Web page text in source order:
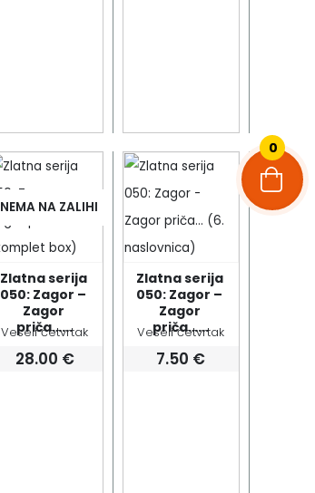
0
NEMA NA ZALIHI
Zlatna serija
050: Zagor –
Zagor
priča…...
Veseli četvrtak
28.00 €
Zlatna serija
050: Zagor –
Zagor
priča…...
Veseli četvrtak
7.50 €